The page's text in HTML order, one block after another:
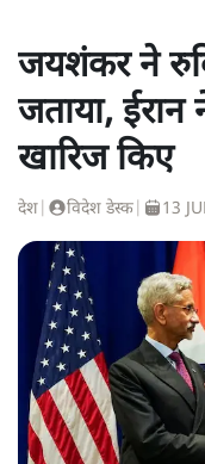
जयशंकर ने
जताया,
खारिज किए
देश विदेश डेस्क 13